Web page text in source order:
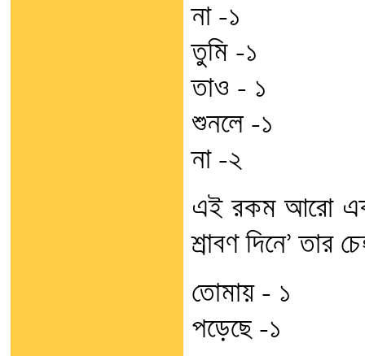
না -১
তুমি -১
তাও – ১
শুনলে -১
না -২
এই রকম আরো
শ্রাবণ দিনে’ তার
তোমায় – ১
পড়েছে -১